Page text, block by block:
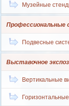
Музейные
Профессиональные
Подвесные
Выставочное
Вертикальные